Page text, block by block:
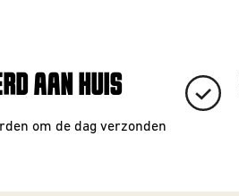
AAN HUIS
om de dag verzonden